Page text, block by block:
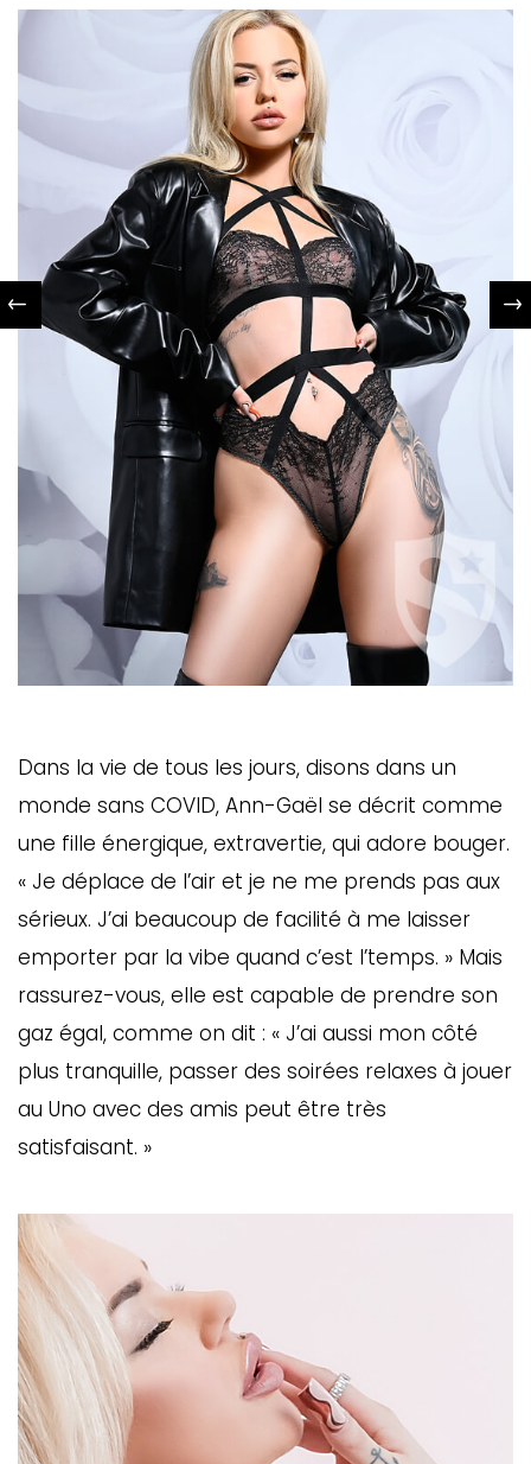
Dans la vie de tous les jours, disons dans un
monde sans COVID, Ann-Gaël se décrit comme
une fille énergique, extravertie, qui adore bouger.
« Je déplace de l’air et je ne me prends pas aux
sérieux. J’ai beaucoup de facilité à me laisser
emporter par la vibe quand c’est l’temps. » Mais
rassurez-vous, elle est capable de prendre son
gaz égal, comme on dit : « J’ai aussi mon côté
plus tranquille, passer des soirées relaxes à jouer
au Uno avec des amis peut être très
satisfaisant. »